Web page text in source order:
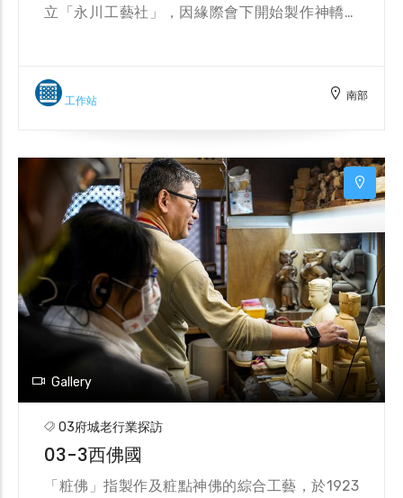
立「永川工藝社」，因緣際會下開始製作神轎，
得神轎輕巧堅實，聲名隨之遠播。2010年王永川
經臺南市政府登錄為傳統藝術神轎製作保存者，
工作站 南部
Gallery
03府城老行業探訪
03-3西佛國
「粧佛」指製作及粧點神佛的綜合工藝，於1923